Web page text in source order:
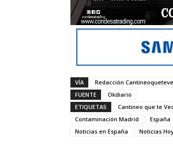
VÍA
Redacción
FUENTE
Okdiario
ETIQUETAS
Cantineo que te
Contaminación Madrid
España
Noticias en España
Noticias